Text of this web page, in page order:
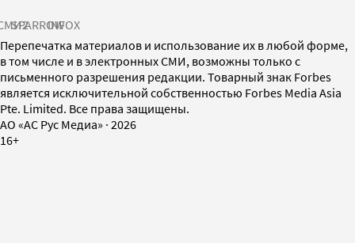
SPARROWINFOX
Перепечатка материалов и использование их в любой форме,
в том числе и в электронных СМИ, возможны только с
письменного разрешения редакции. Товарный знак Forbes
является исключительной собственностью Forbes Media Asia
Pte. Limited. Все права защищены.
AO «АС Рус Медиа» · 2026
16+